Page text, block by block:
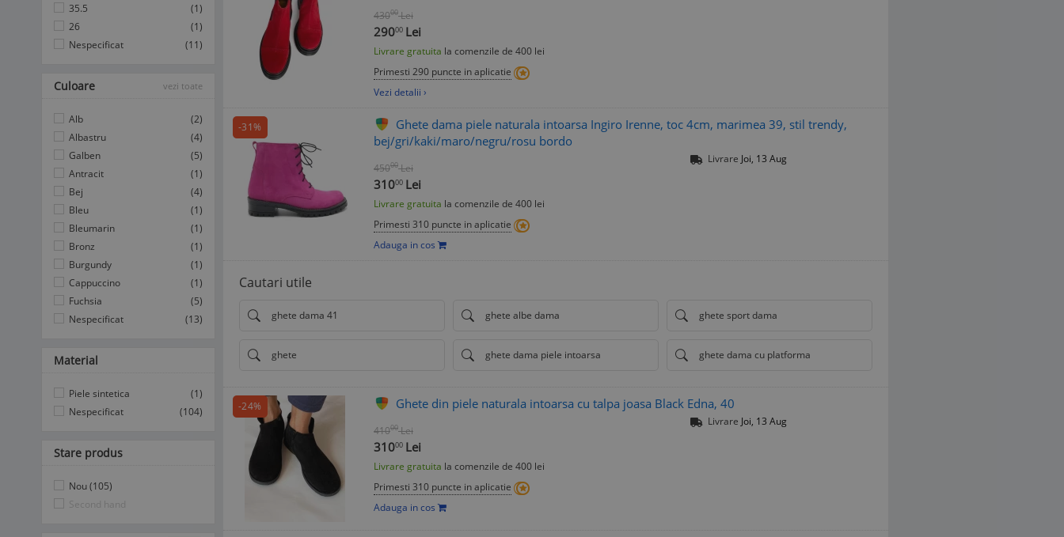
43000 Lei
29000 Lei
Livrare gratuita la comenzile de 400 lei
Primesti 290 puncte in aplicatie
Vezi detalii ›
-31%
Ghete dama piele naturala intoarsa Ingiro Irenne, toc 4cm, marimea 39, stil trendy,
bej/gri/kaki/maro/negru/rosu bordo
45000 Lei
31000 Lei
Livrare gratuita la comenzile de 400 lei
Primesti 310 puncte in aplicatie
Adauga in cos
Livrare Joi, 13 Aug
Cautari utile
ghete dama 41 ghete albe dama ghete sport dama
ghete ghete dama piele intoarsa ghete dama cu platforma
-24% Ghete din piele naturala intoarsa cu talpa joasa Black Edna, 40
41000 Lei
31000 Lei
Livrare gratuita la comenzile de 400 lei
Primesti 310 puncte in aplicatie
Adauga in cos
Livrare Joi, 13 Aug
35.5
(1)
26
(1)
Nespecificat
(11)
Culoare vezi toate
Alb
(2)
Albastru
(4)
Galben
(5)
Antracit
(1)
Bej
(4)
Bleu
(1)
Bleumarin
(1)
Bronz
(1)
Burgundy
(1)
Cappuccino
(1)
Fuchsia
(5)
Nespecificat
(13)
Material
Piele sintetica
(1)
Nespecificat
(104)
Stare produs
Nou (105)
Second hand